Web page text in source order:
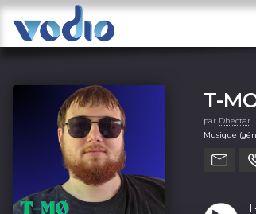
T-
par Dhectar
Musique